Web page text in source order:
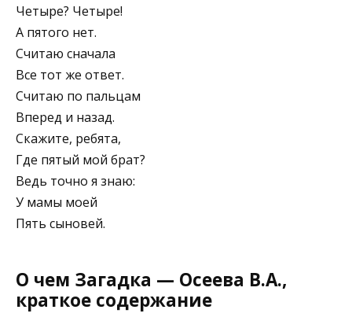
Четыре? Четыре!
А пятого нет.
Считаю сначала
Все тот же ответ.
Считаю по пальцам
Вперед и назад.
Скажите, ребята,
Где пятый мой брат?
Ведь точно я знаю:
У мамы моей
Пять сыновей.
О чем Загадка — Осеева В.А.,
краткое содержание